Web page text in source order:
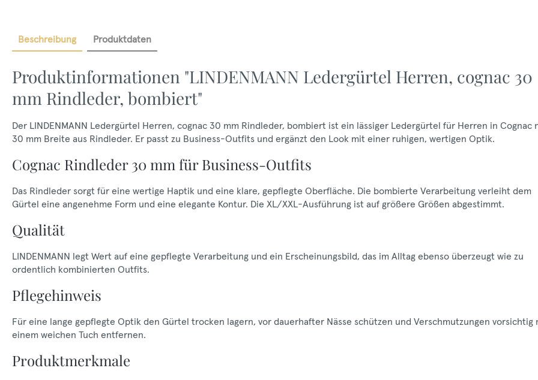
Beschreibung Produktdaten
Produktinformationen "LINDENMANN Ledergürtel Herren, cognac 30
mm Rindleder, bombiert"
Der LINDENMANN Ledergürtel Herren, cognac 30 mm Rindleder, bombiert ist ein lässiger Ledergürtel für Herren in Cognac
30 mm Breite aus Rindleder. Er passt zu Business-Outfits und ergänzt den Look mit einer ruhigen, wertigen Optik.
Cognac Rindleder 30 mm für Business-Outfits
Das Rindleder sorgt für eine wertige Haptik und eine klare, gepflegte Oberfläche. Die bombierte Verarbeitung verleiht dem
Gürtel eine angenehme Form und eine elegante Kontur. Die XL/XXL-Ausführung ist auf größere Größen abgestimmt.
Qualität
LINDENMANN legt Wert auf eine gepflegte Verarbeitung und ein Erscheinungsbild, das im Alltag ebenso überzeugt wie zu
ordentlich kombinierten Outfits.
Pflegehinweis
Für eine lange gepflegte Optik den Gürtel trocken lagern, vor dauerhafter Nässe schützen und Verschmutzungen vorsichtig
einem weichen Tuch entfernen.
Produktmerkmale